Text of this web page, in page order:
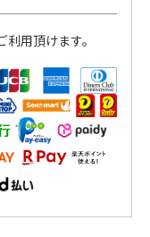
用頂けます。